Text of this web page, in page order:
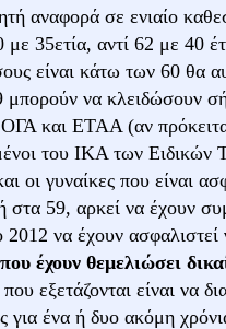
αναφορά σε ενιαίο
35ετία, αντί 62 με 40
είναι κάτω των 60 θα
να κλειδώσουν
και ΕΤΑΑ (αν
του ΙΚΑ των
οι γυναίκες που είναι
59, αρκεί να έχουν
να έχουν ασφαλιστεί
έχουν θεμελιώσει
εξετάζονται είναι να
για ένα ή δυο ακόμη